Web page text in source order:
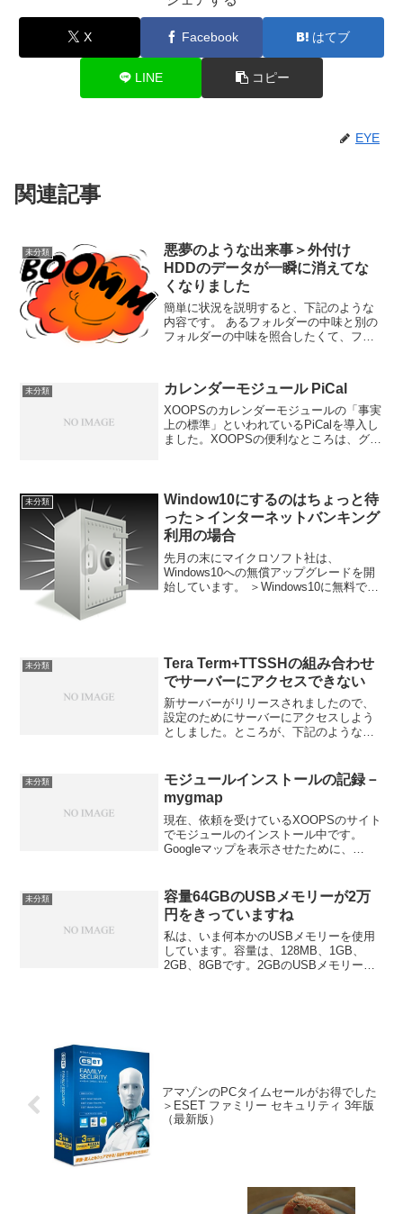
X Facebook はてブ
LINE コピー
EYE
関連記事
未分類
悪夢のような出来事＞外付け
HDDのデータが一瞬に消えてな
くなりました
簡単に状況を説明すると、下記のような
内容です。 あるフォルダーの中味と別の
フォルダーの中味を照合したくて、ファ
のは、フォルダー名とファイル名とサイ
ズなどのデータを取得し...
未分類 カレンダーモジュール PiCal
XOOPSのカレンダーモジュールの「事実
上の標準」といわれているPiCalを導入し
ました。XOOPSの便利なところは、グル
みよ...
未分類
Window10にするのはちょっと待
った＞インターネットバンキング
利用の場合
先月の末にマイクロソフト社は、
Windows10への無償アップグレードを開
始しています。 ＞Windows10に無料でア
未分類
Tera Term+TTSSHの組み合わせ
でサーバーにアクセスできない
新サーバーがリリースされましたので、
設定のためにサーバーにアクセスしよう
としました。ところが、下記のようなエ
のですね。早速、調べたところ、
「TTSSHはsshプロトコ...
未分類
モジュールインストールの記録－
mygmap
現在、依頼を受けているXOOPSのサイト
でモジュールのインストール中です。
Googleマップを表示させたために、
ろ、真っ白な画面になってしまいまし
た。
未分類
容量64GBのUSBメモリーが2万
円をきっていますね
私は、いま何本かのUSBメモリーを使用
しています。容量は、128MB、1GB、
2GB、8GBです。2GBのUSBメモリー
アマゾンのPCタイムセールがお得でした
＞ESET ファミリー セキュリティ 3年版
（最新版）